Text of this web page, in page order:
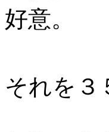
好意。
それを３